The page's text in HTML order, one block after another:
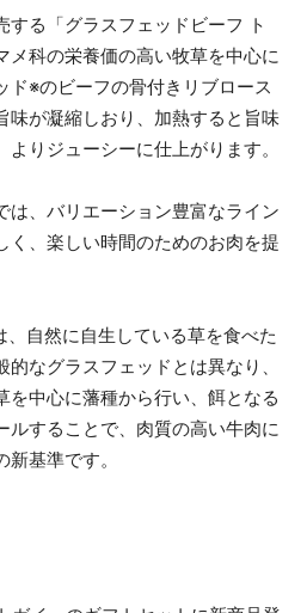
る「グラスフェッドビーフ ト
メ科の栄養価の高い牧草を中心に
ド※のビーフの骨付きリブロース
味が凝縮しおり、加熱すると旨味
りジューシーに仕上がります。
、バリエーション豊富なライン
く、楽しい時間のためのお肉を提
自然に自生している草を食べた
なグラスフェッドとは異なり、
を中心に藩種から行い、餌となる
ルすることで、肉質の高い牛肉に
基準です。